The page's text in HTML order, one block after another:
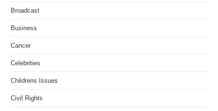
Broadcast
Business
Cancer
Celebrities
Childrens Issues
Civil Rights